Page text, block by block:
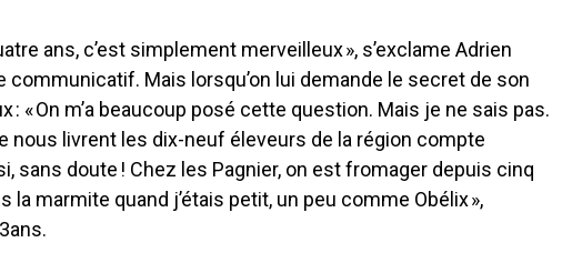
ans, c’est simplement merveilleux », s’exclame Adrien
communicatif. Mais lorsqu’on lui demande le secret de son
« On m’a beaucoup posé cette question. Mais je ne sais pas.
nous livrent les dix-neuf éleveurs de la région compte
sans doute ! Chez les Pagnier, on est fromager depuis cinq
la marmite quand j’étais petit, un peu comme Obélix »,